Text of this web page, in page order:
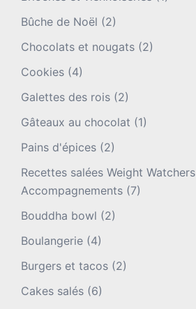
Bûche de Noël (2)
Chocolats et nougats (2)
Cookies (4)
Galettes des rois (2)
Gâteaux au chocolat (1)
Pains d'épices (2)
Recettes salées Weight Watchers
Accompagnements (7)
Bouddha bowl (2)
Boulangerie (4)
Burgers et tacos (2)
Cakes salés (6)